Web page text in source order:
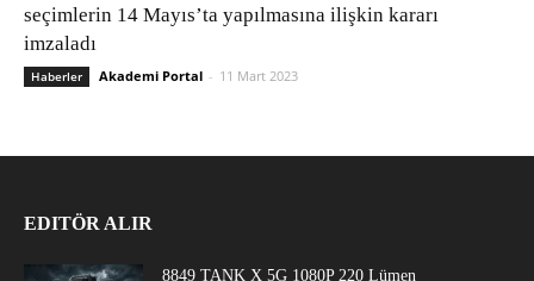
seçimlerin 14 Mayıs’ta yapılmasına ilişkin kararı
imzaladı
Haberler Akademi Portal - 11 Mart 2023
EDITÖR ALIR
8849 TANK X 5G 1080P 220 Lümen